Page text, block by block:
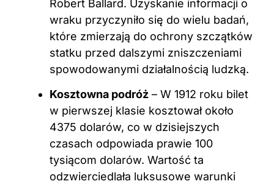
Robert Ballard. Uzyskanie informacji o
wraku przyczyniło się do wielu badań,
które zmierzają do ochrony szczątków
statku przed dalszymi zniszczeniami
spowodowanymi działalnością ludzką.
Kosztowna podróż – W 1912 roku bilet
w pierwszej klasie kosztował około
4375 dolarów, co w dzisiejszych
czasach odpowiada prawie 100
tysiącom dolarów. Wartość ta
odzwierciedlała luksusowe warunki